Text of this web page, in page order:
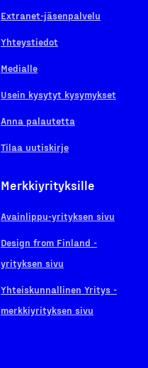
Extranet-jäsenpalvelu
Yhteystiedot
Medialle
Usein kysytyt kysymykset
Anna palautetta
Tilaa uutiskirje
Merkkiyrityksille
Avainlippu-yrityksen sivu
Design from Finland -
yrityksen sivu
Yhteiskunnallinen Yritys -
merkkiyrityksen sivu